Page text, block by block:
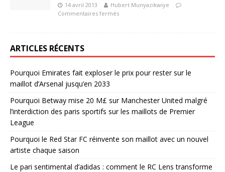
14 avril 2013
Hubert Munyazikwiye
Commentaires fermés
ARTICLES RÉCENTS
Pourquoi Emirates fait exploser le prix pour rester sur le
maillot d’Arsenal jusqu’en 2033
Pourquoi Betway mise 20 M£ sur Manchester United malgré
l’interdiction des paris sportifs sur les maillots de Premier
League
Pourquoi le Red Star FC réinvente son maillot avec un nouvel
artiste chaque saison
Le pari sentimental d’adidas : comment le RC Lens transforme